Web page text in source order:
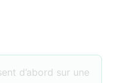
d’abord sur une